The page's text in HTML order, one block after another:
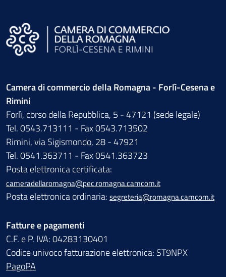
Camera di commercio della Romagna - Forlì-Cesena e
Rimini
Forlì, corso della Repubblica, 5 - 47121 (sede legale)
Tel. 0543.713111 - Fax 0543.713502
Rimini, via Sigismondo, 28 - 47921
Tel. 0541.363711 - Fax 0541.363723
Posta elettronica certificata:
cameradellaromagna@pec.romagna.camcom.it
Posta elettronica ordinaria: segreteria@romagna.camcom.it
Fatture e pagamenti
C.F. e P. IVA: 04283130401
Codice univoco fatturazione elettronica: ST9NPX
PagoPA